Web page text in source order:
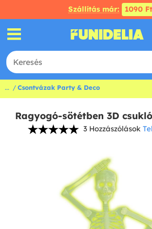
Szállítás már: 1090 Ft
... Csontvázak Party & Deco
Ragyogó-sötétben 3D
3 Hozzászólások